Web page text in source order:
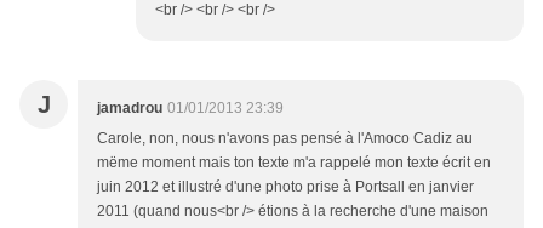
<br /> <br /> <br />
J jamadrou 01/01/2013 23:39
Carole, non, nous n'avons pas pensé à l'Amoco Cadiz au
mëme moment mais ton texte m'a rappelé mon texte écrit en
juin 2012 et illustré d'une photo prise à Portsall en janvier
2011 (quand nous<br /> étions à la recherche d'une maison